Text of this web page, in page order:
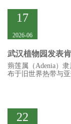
17
2026-06
武汉植物园发表
蒴莲属（Adenia）
布于旧世界热带与亚
22